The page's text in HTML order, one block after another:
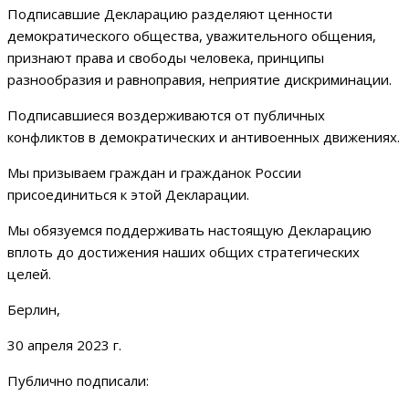
Подписавшие Декларацию разделяют ценности
демократического общества, уважительного общения,
признают права и свободы человека, принципы
разнообразия и равноправия, неприятие дискриминации.
Подписавшиеся воздерживаются от публичных
конфликтов в демократических и антивоенных движениях.
Мы призываем граждан и гражданок России
присоединиться к этой Декларации.
Мы обязуемся поддерживать настоящую Декларацию
вплоть до достижения наших общих стратегических
целей.
Берлин,
30 апреля 2023 г.
Публично подписали: